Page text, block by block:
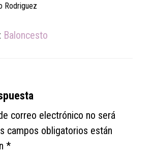
Rodriguez
Baloncesto
correo electrónico no será
campos obligatorios están
*